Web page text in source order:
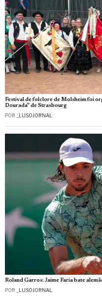
Festival de folclore de Molsheim foi
Dourada” de Strasbourg
POR _LUSOJORNAL
Roland Garros: Jaime Faria bate
POR _LUSOJORNAL